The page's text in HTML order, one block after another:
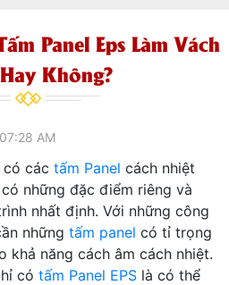
Panel Eps Làm Vách
Không?
AM
các tấm Panel cách nhiệt
những đặc điểm riêng và
nhất định. Với những công
những tấm panel có tỉ trọng
khả năng cách âm cách nhiệt.
có tấm Panel EPS là có thể